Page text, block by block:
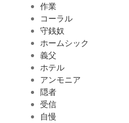
作業
コーラル
守銭奴
ホームシック
義父
ホテル
アンモニア
隠者
受信
自慢